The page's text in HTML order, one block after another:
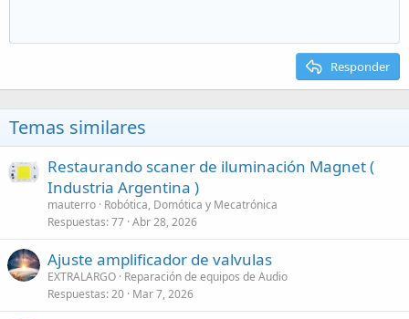
Responder
Temas similares
Restaurando scaner de iluminación Magnet (
Industria Argentina )
mauterro Robótica, Domótica y Mecatrónica
Respuestas 77 Abr 28, 2026
Ajuste amplificador de valvulas
EXTRALARGO Reparación de equipos de Audio
Respuestas 20 Mar 7, 2026